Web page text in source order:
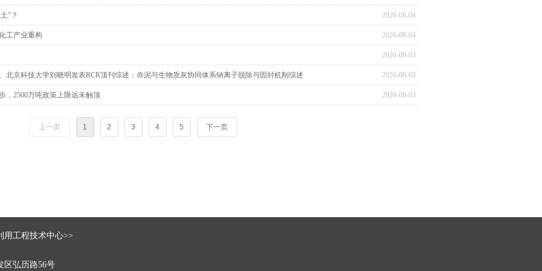
2026-08-04
”？
2026-08-04
工产业重构
2026-08-03
2026-08-03
北京科技大学刘晓明发表RCR顶刊综述：赤泥与生物质灰协同体系钠离子脱除与固封机制综述
2026-08-03
，2500万吨政策上限远未触顶
上一页 1 2 3 4 5 下一页
用工程技术中心>>
区弘历路56号